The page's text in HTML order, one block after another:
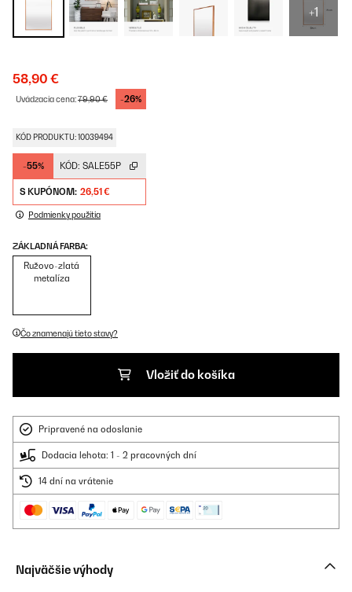
+1
58,90 €
Uvádzacia cena:79,90 € -26%
KÓD PRODUKTU: 10039494
-55% KÓD: SALE55P
S KUPÓNOM: 26,51 €
Podmienky použitia
ZÁKLADNÁ FARBA:
Ružovo-zlatá
metalíza
Čo znamenajú tieto stavy?
Vložiť do košíka
Pripravené na odoslanie
Dodacia lehota: 1 - 2 pracovných dní
14 dní na vrátenie
Najväčšie výhody